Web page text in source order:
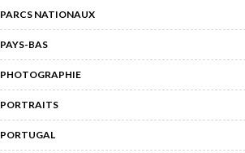
PARCS NATIONAUX
PAYS-BAS
PHOTOGRAPHIE
PORTRAITS
PORTUGAL